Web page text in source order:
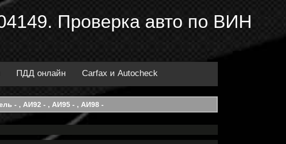
Проверка авто по ВИН
ПДД онлайн Carfax и Autocheck
- , АИ92 - , АИ95 - , АИ98 -